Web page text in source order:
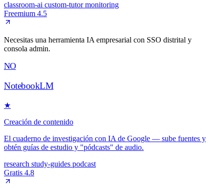
classroom-ai custom-tutormonitoring
Freemium 4.5
Necesitas una herramienta IA empresarial con SSO distrital y
consola admin.
NO
NotebookLM
★
Creación de contenido
El cuaderno de investigación con IA de Google — sube fuentes y
obtén guías de estudio y "pódcasts" de audio.
research study-guides podcast
Gratis 4.8